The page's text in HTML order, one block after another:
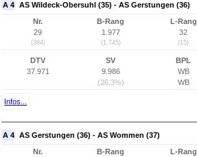
A 4 AS Wildeck-Obersuhl (35) - AS Gerstungen (36)
Nr.
29
(384)
B-Rang
1.977
(1.745)
L-Rang
32
(15)
DTV
37.971
SV
9.986
(26,3%)
BPL
WB
WB
Infos...
A 4 AS Gerstungen (36) - AS Wommen (37)
Nr.
B-Rang
L-Rang